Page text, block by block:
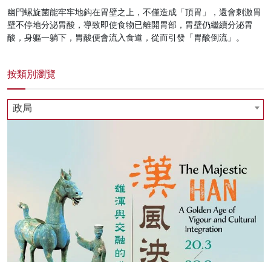
幽門螺旋菌能牢牢地鈎在胃壁之上，不僅造成「頂胃」，還會刺激胃
壁不停地分泌胃酸，導致即使食物已離開胃部，胃壁仍繼續分泌胃
酸，身軀一躺下，胃酸便會流入食道，從而引發「胃酸倒流」。
按類別瀏覽
政局